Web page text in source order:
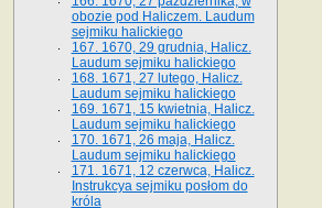
obozie pod Haliczem. Laudum
sejmiku halickiego
167. 1670, 29 grudnia, Halicz.
Laudum sejmiku halickiego
168. 1671, 27 lutego, Halicz.
Laudum sejmiku halickiego
169. 1671, 15 kwietnia, Halicz.
Laudum sejmiku halickiego
170. 1671, 26 maja, Halicz.
Laudum sejmiku halickiego
171. 1671, 12 czerwca, Halicz.
Instrukcya sejmiku posłom do
króla